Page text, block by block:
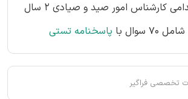
2- سوالات استخدامی کارشناس امور صید و صیادی 2 سال
پاسخنامه تستی
تخصصی فراگیر